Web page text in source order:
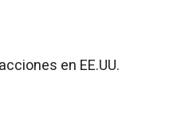
en EE.UU.